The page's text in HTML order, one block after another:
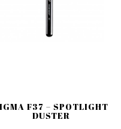
F37 – SPOTLIGHT
DUSTER